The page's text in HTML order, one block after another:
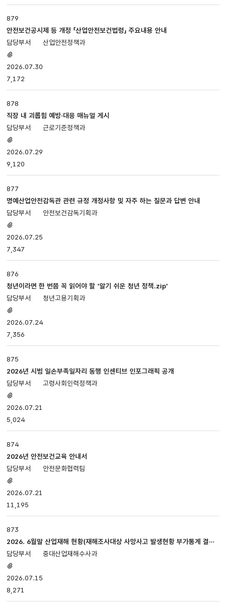
담당부서,
등록일,
조회로
나누어져
있습니다.
879
안전보건공시제 등 개정 「산업안전보건법령」 주요내용 안내
산업안전정책과
있음
2026.07.30
7,172
878
직장 내 괴롭힘 예방·대응 매뉴얼 게시
근로기준정책과
있음
2026.07.29
9,120
877
명예산업안전감독관 관련 규정 개정사항 및 자주 하는 질문과 답변 안내
안전보건감독기획과
있음
2026.07.25
7,347
876
청년이라면 한 번쯤 꼭 읽어야 할 '알기 쉬운 청년 정책.zip'
청년고용기획과
있음
2026.07.24
7,356
875
2026년 시범 일손부족일자리 동행 인센티브 인포그래픽 공개
고령사회인력정책과
있음
2026.07.21
5,024
874
2026년 안전보건교육 안내서
안전문화협력팀
있음
2026.07.21
11,195
873
2026. 6월말 산업재해 현황(재해조사대상 사망사고 발생현황 부가통계 결과
(잠정))
중대산업재해수사과
있음
2026.07.15
8,271